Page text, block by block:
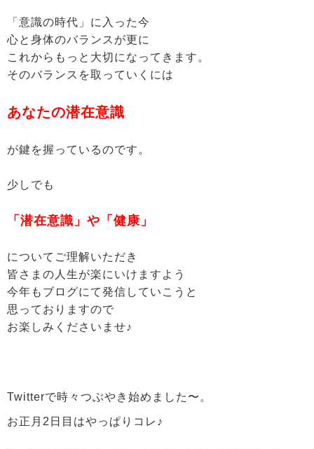
「意識の時代」に入った今
心と身体のバランスが更に
これからもっと大切になってきます。
そのバランスを取っていくには
あなたの潜在意識
が鍵を握っているのです。
少しでも
「潜在意識」や「健康」
についてご理解いただき
皆さまの人生が楽にいけますよう
今年もブログにて発信していこうと
思っておりますので
お楽しみくださいませ♪
Twitterで時々つぶやき始めました〜。
お正月2日目はやっぱりコレ♪